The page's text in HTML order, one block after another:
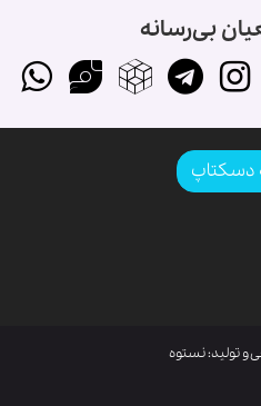
بی‌رسانه
و تولید: نستوه